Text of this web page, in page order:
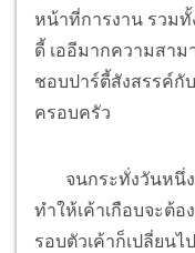
หน้าที่การงาน รวมทั้
ดี้ เออีมากความสาม
ชอบปาร์ตี้สังสรรค์กั
ครอบครัว
จนกระทั่งวันหนึ่ง
ทำให้เค้าเกือบจะต้
รอบตัวเค้าก็เปลี่ยนไ